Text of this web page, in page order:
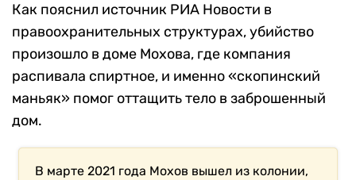
Как пояснил источник РИА Новости в
правоохранительных структурах, убийство
произошло в доме Мохова, где компания
распивала спиртное, и именно «скопинский
маньяк» помог оттащить тело в заброшенный
дом.
В марте 2021 года Мохов вышел из колонии,